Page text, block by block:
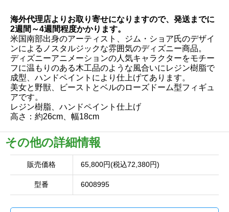
海外代理店よりお取り寄せになりますので、発送までに
2週間～4週間程度かかります。
米国南部出身のアーティスト、ジム・ショア氏のデザイ
ンによるノスタルジックな雰囲気のディズニー商品。
ディズニーアニメーションの人気キャラクターをモチー
フに温もりのある木工品のような風合いにレジン樹脂で
成型、ハンドペイントにより仕上げてあります。
美女と野獣、ビーストとベルのローズドーム型フィギュ
アです。
レジン樹脂、ハンドペイント仕上げ
高さ：約26cm、幅18cm
その他の詳細情報
販売価格 65,800円(税込72,380円)
型番 6008995